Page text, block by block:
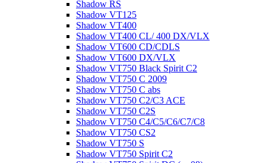
Shadow RS
Shadow VT125
Shadow VT400
Shadow VT400 CL/ 400 DX/VLX
Shadow VT600 CD/CDLS
Shadow VT600 DX/VLX
Shadow VT750 Black Spirit C2
Shadow VT750 C 2009
Shadow VT750 C abs
Shadow VT750 C2/C3 ACE
Shadow VT750 C2S
Shadow VT750 C4/C5/C6/C7/C8
Shadow VT750 CS2
Shadow VT750 S
Shadow VT750 Spirit C2